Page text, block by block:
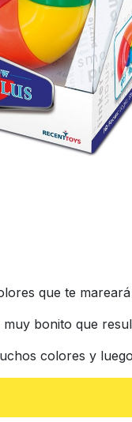
que te
bonito que
colores y